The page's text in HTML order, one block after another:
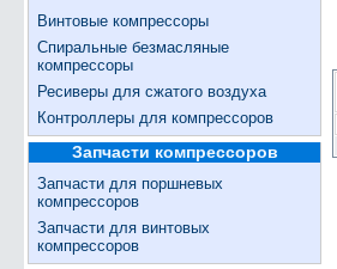
Винтовые компрессоры
Спиральные безмасляные
компрессоры
Ресиверы для сжатого воздуха
Контроллеры для компрессоров
Запчасти компрессоров
Запчасти для поршневых
компрессоров
Запчасти для винтовых
компрессоров